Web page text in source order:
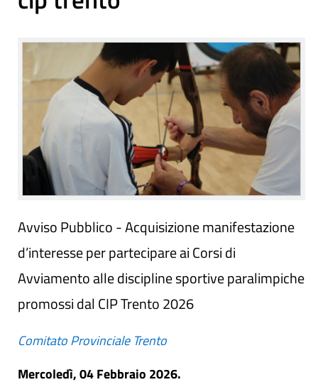
Avviso Pubblico - Acquisizione manifestazione
d’interesse per partecipare ai Corsi di
Avviamento alle discipline sportive paralimpiche
promossi dal CIP Trento 2026
Comitato Provinciale Trento
Mercoledì, 04 Febbraio 2026.